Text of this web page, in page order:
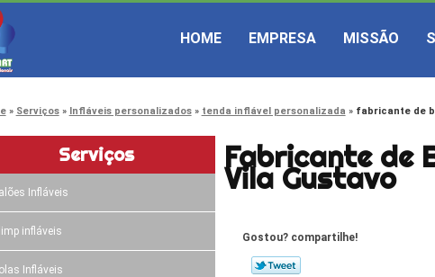
HOME EMPRESA MISSÃO
Serviços Infláveis personalizados tenda inflável personalizada fabricante de
Serviços
Infláveis
infláveis
Infláveis
Fabricante de
Vila Gustavo
Gostou? compartilhe!